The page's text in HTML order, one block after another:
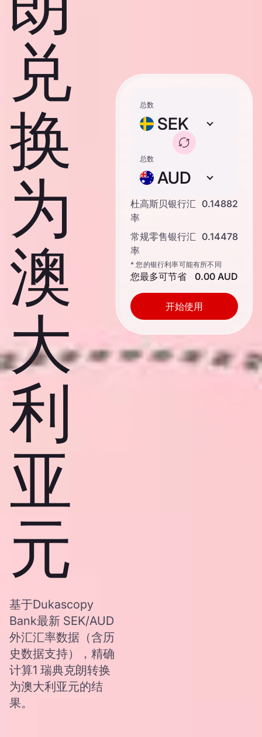
兑
换
为
澳
大
利
亚
元
基于Dukascopy
Bank最新 SEK/AUD
外汇汇率数据（含历
史数据支持），精确
计算1 瑞典克朗转换
为澳大利亚元的结
果。
总数
SEK
总数
AUD
杜高斯贝银行汇
率
0.14882
常规零售银行汇
率
0.14478
* 您的银行利率可能有所不同
您最多可节省 0.00 AUD
开始使用